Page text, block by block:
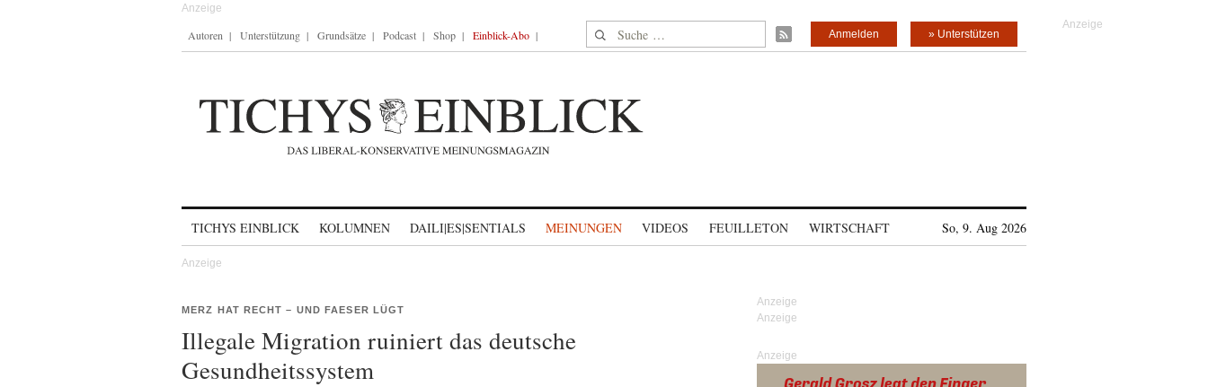
Autoren Unterstützung Grundsätze Podcast Shop Einblick-Abo Suche nach: » Unterstützen
Anmelden
TICHYS EINBLICK KOLUMNEN DAILI|ES|SENTIALS MEINUNGEN VIDEOS FEUILLETON WIRTSCHAFT So, 9. Aug 2026
MERZ HAT RECHT – UND FAESER LÜGT
Illegale Migration ruiniert das deutsche
Gesundheitssystem
Anzeige